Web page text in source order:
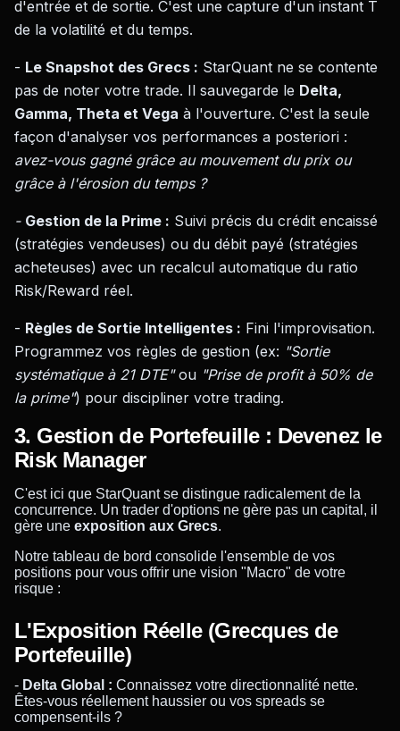
d'entrée et de sortie. C'est une capture d'un instant T
de la volatilité et du temps.
- Le Snapshot des Grecs : StarQuant ne se contente
pas de noter votre trade. Il sauvegarde le Delta,
Gamma, Theta et Vega à l'ouverture. C'est la seule
façon d'analyser vos performances a posteriori :
avez-vous gagné grâce au mouvement du prix ou
grâce à l'érosion du temps ?
- Gestion de la Prime : Suivi précis du crédit encaissé
(stratégies vendeuses) ou du débit payé (stratégies
acheteuses) avec un recalcul automatique du ratio
Risk/Reward réel.
- Règles de Sortie Intelligentes : Fini l'improvisation.
Programmez vos règles de gestion (ex: "Sortie
systématique à 21 DTE"ou "Prise de profit à 50% de
la prime") pour discipliner votre trading.
3. Gestion de Portefeuille : Devenez le
Risk Manager
C'est ici que StarQuant se distingue radicalement de la
concurrence. Un trader d'options ne gère pas un capital, il
gère une exposition aux Grecs.
Notre tableau de bord consolide l'ensemble de vos
positions pour vous offrir une vision "Macro" de votre
risque :
L'Exposition Réelle (Grecques de
Portefeuille)
- Delta Global : Connaissez votre directionnalité nette.
Êtes-vous réellement haussier ou vos spreads se
compensent-ils ?